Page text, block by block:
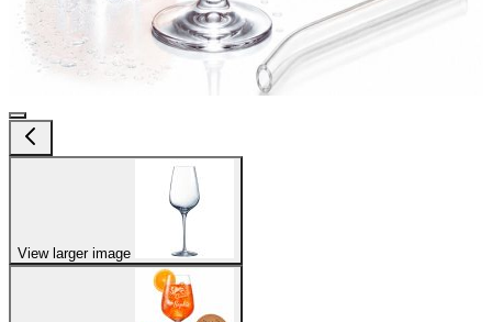
View larger image